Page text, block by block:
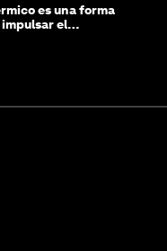
es una forma
el